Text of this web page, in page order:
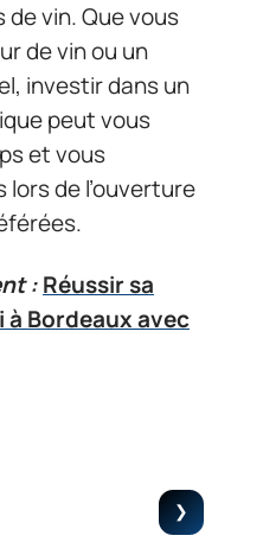
vin. Que vous
de vin ou un
investir dans un
peut vous
et vous
de l’ouverture
:Réussir sa
Bordeaux avec